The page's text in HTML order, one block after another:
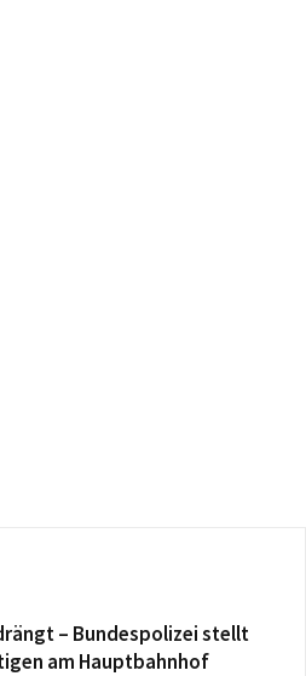
– Bundespolizei stellt
am Hauptbahnhof